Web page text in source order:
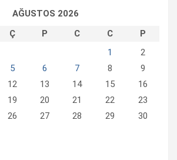
AĞUSTOS 2026
Ç P C C
P
1
2
5 6 7 8
9
12 13 14 15
16
19 20 21 22
23
26 27 28 29
30